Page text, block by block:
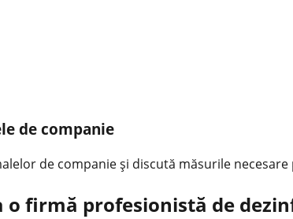
de companie
de companie și discută măsurile
o firmă profesionistă de